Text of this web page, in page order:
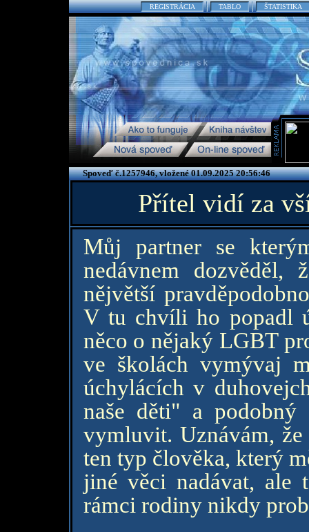
REGISTRÁCIA TABLO ŠTATISTIKA
Spoveď č.1257946, vložené 01.09.2025 20:56:46
Přítel vidí za
Můj partner se
nedávnem
nějvětší
V tu chvíli ho popadl
něco o nějaký LGBT
ve školách vymývaj
úchylácích v
naše děti" a
vymluvit. Uznávám,
ten typ člověka, který
jiné věci nadávat, ale
rámci rodiny nikdy